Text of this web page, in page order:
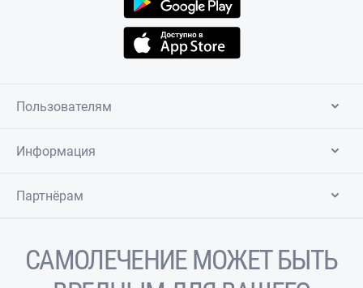
Пользователям
Информация
Партнёрам
САМОЛЕЧЕНИЕ МОЖЕТ БЫТЬ